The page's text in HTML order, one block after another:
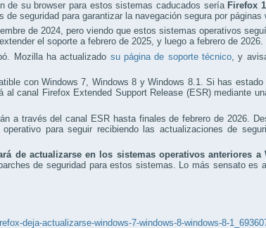
de su browser para estos sistemas caducados sería Firefox
seguridad para garantizar la navegación segura por páginas
de 2024, pero viendo que estos sistemas operativos
el soporte a febrero de 2025, y luego a febrero de 2026.
Mozilla ha actualizado su página de soporte técnico , y
con Windows 7, Windows 8 y Windows 8.1. Si has
canal Firefox Extended Support Release (ESR) mediante
a través del canal ESR hasta finales de febrero de 2026.
para seguir recibiendo las actualizaciones de
de actualizarse en los sistemas operativos anteriores a
de seguridad para estos sistemas. Lo más sensato es
deja-actualizarse-windows-7-windows-8-windows-8-